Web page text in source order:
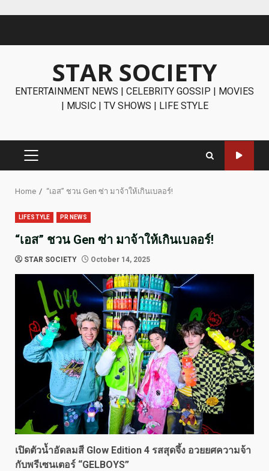
STAR SOCIETY
ENTERTAINMENT NEWS | CELEBRITY GOSSIP | MOVIES
| MUSIC | TV SHOWS | LIFE STYLE
PRIMARY
Home “เอส” ชวน Gen ซ่า มาจ้าให้เกินเบลอร์!
LIFESTYLE PR NEWS
“เอส” ชวน Gen ซ่า มาจ้าให้เกินเบลอร์!
STAR SOCIETY October 14, 2025
เปิดตัวน้ำอัดลมสี Glow Edition 4 รสสุดจึ้ง อวยยศความจ้า
กับพรีเซนเตอร์ “GELBOYS”